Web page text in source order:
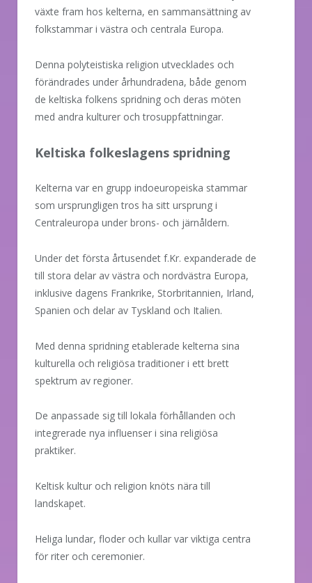
växte fram hos kelterna, en sammansättning av
folkstammar i västra och centrala Europa.
Denna polyteistiska religion utvecklades och
förändrades under århundradena, både genom
de keltiska folkens spridning och deras möten
med andra kulturer och trosuppfattningar.
Keltiska folkeslagens spridning
Kelterna var en grupp indoeuropeiska stammar
som ursprungligen tros ha sitt ursprung i
Centraleuropa under brons- och järnåldern.
Under det första årtusendet f.Kr. expanderade de
till stora delar av västra och nordvästra Europa,
inklusive dagens Frankrike, Storbritannien, Irland,
Spanien och delar av Tyskland och Italien.
Med denna spridning etablerade kelterna sina
kulturella och religiösa traditioner i ett brett
spektrum av regioner.
De anpassade sig till lokala förhållanden och
integrerade nya influenser i sina religiösa
praktiker.
Keltisk kultur och religion knöts nära till
landskapet.
Heliga lundar, floder och kullar var viktiga centra
för riter och ceremonier.